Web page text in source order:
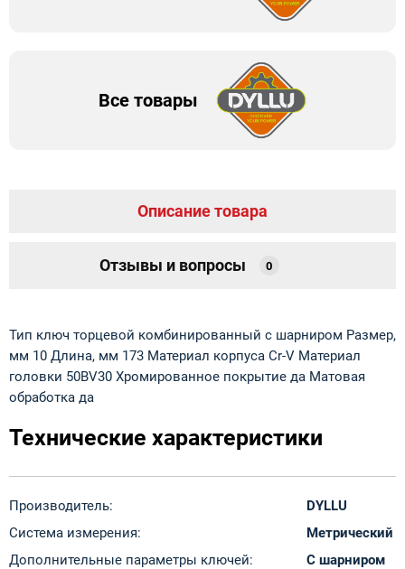
Все товары
Описание товара
Отзывы и вопросы 0
Тип ключ торцевой комбинированный с шарниром Размер,
мм 10 Длина, мм 173 Материал корпуса Cr-V Материал
головки 50BV30 Хромированное покрытие да Матовая
обработка да
Технические характеристики
Производитель:
DYLLU
Система измерения:
Метрический
Дополнительные параметры ключей:
С шарниром